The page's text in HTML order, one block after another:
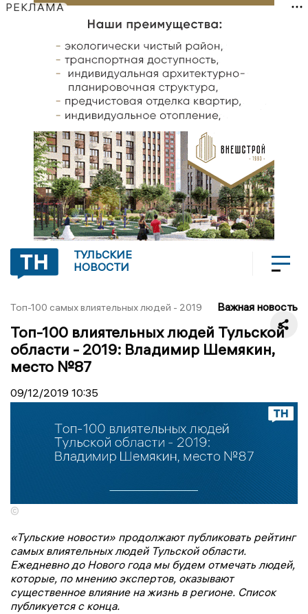
РЕКЛАМА
ТУЛЬСКИЕ
НОВОСТИ
Топ-100 самых влиятельных людей - 2019 Важная новость
Топ-100 влиятельных людей Тульской
области - 2019: Владимир Шемякин,
место №87
09/12/2019 10:35
©
«Тульские новости» продолжают публиковать рейтинг
самых влиятельных людей Тульской области.
Ежедневно до Нового года мы будем отмечать людей,
которые, по мнению экспертов, оказывают
существенное влияние на жизнь в регионе. Список
публикуется с конца.